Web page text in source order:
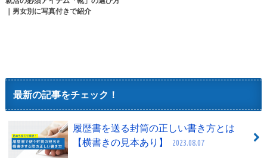
｜男女別に写真付きで紹介
最新の記事をチェック！
履歴書を送る封筒の正しい書き方とは
【横書きの見本あり】
2023.08.07